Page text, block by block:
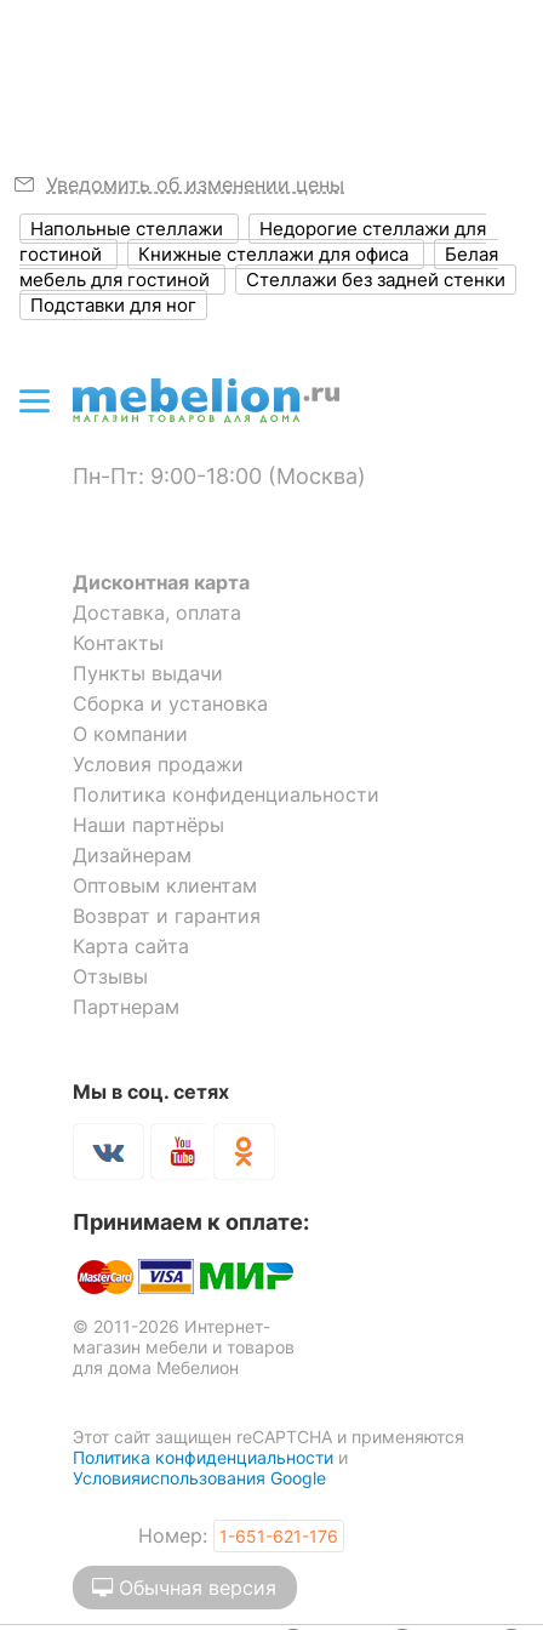
Объем упаковки,
куб. м
?
0.06
Масса брутто, кг 33
Цвет корпуса ? белый
Материал корпуса ? ЛДСП Е1
КОМПЛЕКТАЦИЯ
Компоненты,
входящие в
комплект
ОСОБЕННОСТИ ПРИМЕНЕНИЯ
Рекомендуемые
помещения
Уведомить об изменении цены
Напольные стеллажи
Недорогие стеллажи для
гостиной
Книжные стеллажи для офиса
Белая
мебель для гостиной
Стеллажи без задней стенки
Подставки для ног
Пн-Пт: 9:00-18:00 (Москва)
Дисконтная карта
Доставка, оплата
Контакты
Пункты выдачи
Сборка и установка
О компании
Условия продажи
Политика конфиденциальности
Наши партнёры
Дизайнерам
Оптовым клиентам
Возврат и гарантия
Карта сайта
Отзывы
Партнерам
Мы в соц. сетях
Принимаем к оплате:
© 2011-2026 Интернет-
магазин мебели и товаров
для дома Мебелион
Этот сайт защищен reCAPTCHA и применяются
Политика конфиденциальности и
Условияиспользования Google
Номер: 1-651-621-176
Обычная версия